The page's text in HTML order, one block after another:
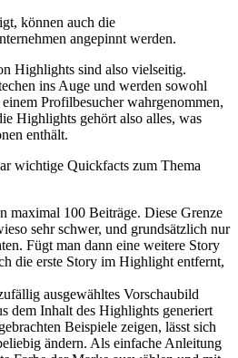
können auch die
angepinnt werden.
Highlights sind also vielseitig.
ins Auge und werden sowohl
Profilbesucher wahrgenommen,
Highlights gehört also alles, was
enthält.
wichtige Quickfacts zum Thema
maximal 100 Beiträge. Diese Grenze
sehr schwer, und grundsätzlich nur
Fügt man dann eine weitere Story
die erste Story im Highlight entfernt,
ausgewähltes Vorschaubild
dem Inhalt des Highlights generiert
Beispiele zeigen, lässt sich
ändern. Als einfache Anleitung